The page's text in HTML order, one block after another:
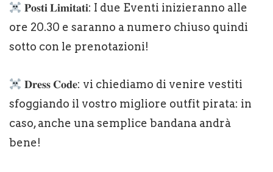
𝐏𝐨𝐬𝐭𝐢 𝐋𝐢𝐦𝐢𝐭𝐚𝐭𝐢: I due Eventi inizieranno alle
ore 20.30 e saranno a numero chiuso quindi
sotto con le prenotazioni!
𝐃𝐫𝐞𝐬𝐬 𝐂𝐨𝐝𝐞: vi chiediamo di venire vestiti
sfoggiando il vostro migliore outfit pirata: in
caso, anche una semplice bandana andrà
bene!